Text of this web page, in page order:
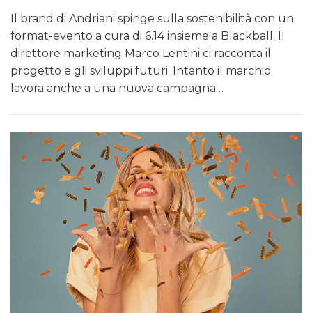
Il brand di Andriani spinge sulla sostenibilità con un
format-evento a cura di 6.14 insieme a Blackball. Il
direttore marketing Marco Lentini ci racconta il
progetto e gli sviluppi futuri. Intanto il marchio
lavora anche a una nuova campagna…